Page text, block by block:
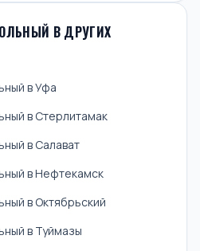
В ДРУГИХ
в Уфа
в Стерлитамак
в Салават
в Нефтекамск
в Октябрьский
в Туймазы